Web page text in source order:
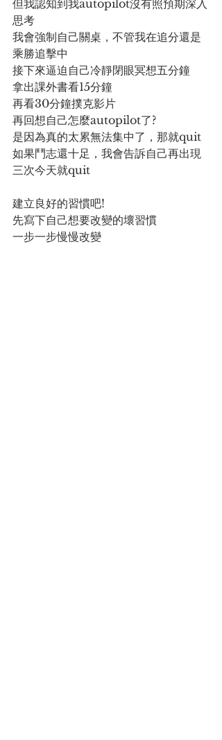
但我認知到我autopilot沒有照預期深入
思考
我會強制自己關桌，不管我在追分還是
乘勝追擊中
接下來逼迫自己冷靜閉眼冥想五分鐘
拿出課外書看15分鐘
再看30分鐘撲克影片
再回想自己怎麼autopilot了?
是因為真的太累無法集中了，那就quit
如果鬥志還十足，我會告訴自己再出現
三次今天就quit
建立良好的習慣吧!
先寫下自己想要改變的壞習慣
一步一步慢慢改變